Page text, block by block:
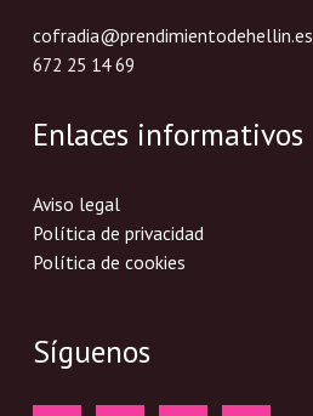
cofradia@prendimientodehellin.es
672 25 14 69
Enlaces informativos
Aviso legal
Política de privacidad
Política de cookies
Síguenos